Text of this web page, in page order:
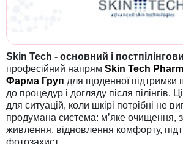
Skin Tech - основний і
професійний напрям Skin Tech
Фарма Груп для щоденної підтримки
до процедур і догляду після пілінгів.
для ситуацій, коли шкірі потрібні не
продумана система: м’яке очищення,
живлення, відновлення комфорту,